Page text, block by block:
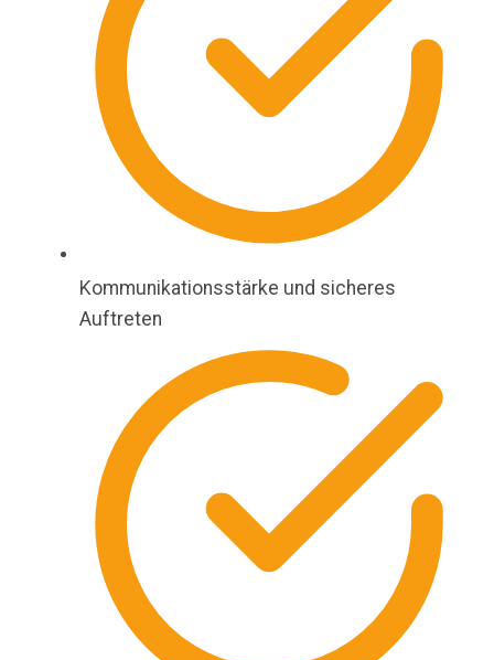
Kommunikationsstärke und sicheres
Auftreten